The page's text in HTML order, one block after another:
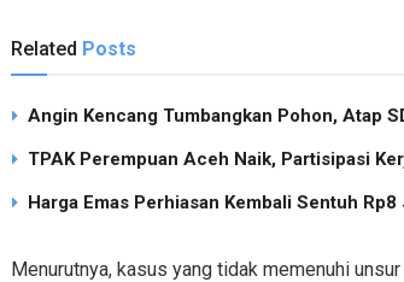
Related Posts
Angin Kencang Tumbangkan Pohon, Atap
TPAK Perempuan Aceh Naik, Partisipasi
Harga Emas Perhiasan Kembali Sentuh
Menurutnya, kasus yang tidak memenuhi